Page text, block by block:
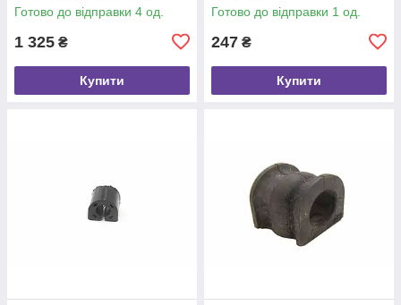
Готово до відправки 4 од.
1 325 ₴
Купити
Готово до відправки 1 од.
247 ₴
Купити